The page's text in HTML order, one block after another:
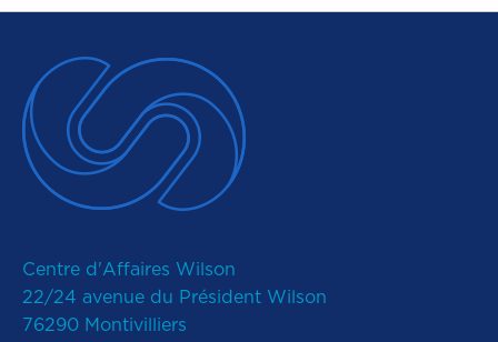
Centre d'Affaires Wilson
22/24 avenue du Président Wilson
76290 Montivilliers